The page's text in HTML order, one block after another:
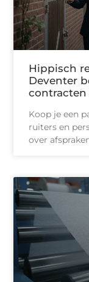
Hippisch
Deventer
Koop je een
ruiters en
over